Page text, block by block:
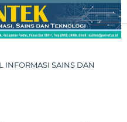
INFORMASI SAINS DAN